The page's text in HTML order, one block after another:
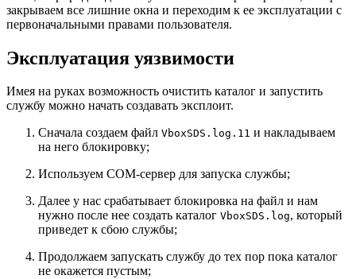
закрываем все лишние окна и переходим к ее эксплуатации с
первоначальными правами пользователя.
Эксплуатация уязвимости
Имея на руках возможность очистить каталог и запустить
службу можно начать создавать эксплоит.
Сначала создаем файл VboxSDS.log.11 и накладываем
на него блокировку;
Используем COM-сервер для запуска службы;
Далее у нас срабатывает блокировка на файл и нам
нужно после нее создать каталог VboxSDS.log, который
приведет к сбою службы;
Продолжаем запускать службу до тех пор пока каталог
не окажется пустым;